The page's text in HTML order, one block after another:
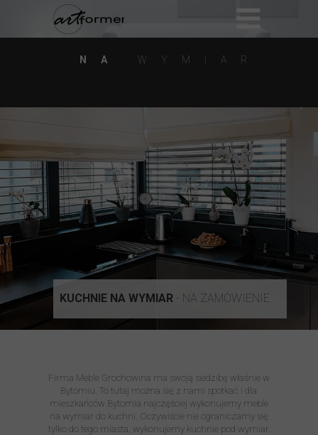
Firma Meble Grochowina ma swoją siedzibę właśnie w
Bytomiu. To tutaj można się z nami spotkać i dla
mieszkańców Bytomia najczęściej wykonujemy meble
na wymiar do kuchni. Oczywiście nie ograniczamy się
tylko do tego miasta, wykonujemy kuchnie pod wymiar
NA WYMIAR
KUCHNIE NA WYMIAR - NA ZAMÓWIENIE